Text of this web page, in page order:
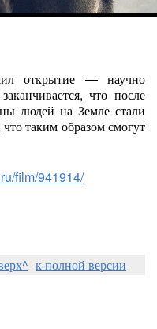
открытие — научно
что после
людей на Земле стали
таким образом смогут
film/941914/
к полной версии